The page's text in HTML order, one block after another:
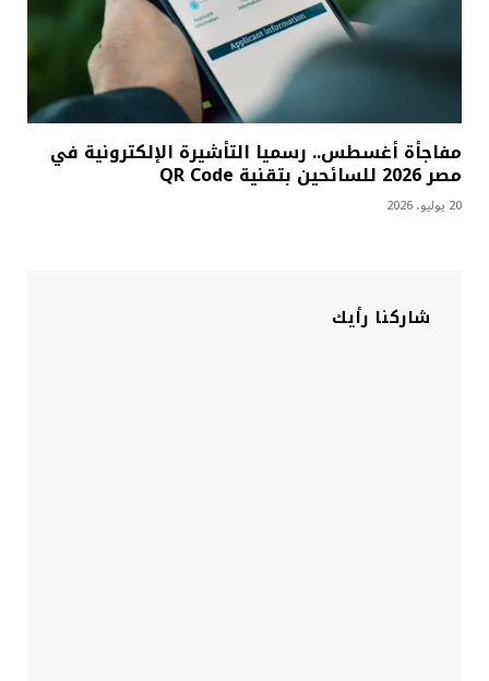
مفاجأة أغسطس.. رسميا التأشيرة الإلكترونية في
مصر 2026 للسائحين بتقنية QR Code
20 يوليو، 2026
شاركنا رأيك